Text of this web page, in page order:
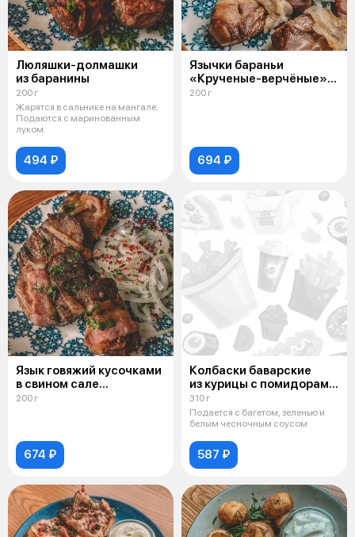
Люляшки-долмашки
из баранины
200 г
Жарятся в сальнике на мангале.
Подаются с маринованным
луком.
494 ₽
Язычки бараньи
«Крученые-верчёные»
в курдючном сале
200 г
694 ₽
Язык говяжий кусочками
в свином сале
на мангале
200 г
674 ₽
Колбаски баварские
из курицы с помидорами
черри
310 г
Подается с багетом, зеленью и
белым чесночным соусом
587 ₽